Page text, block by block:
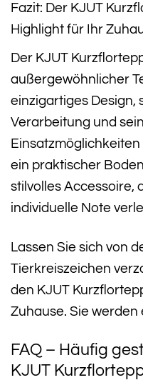
Fazit: Der KJUT
Highlight für Ihr
Der KJUT
außergewöhnlicher
einzigartiges Design,
Verarbeitung und
ein praktischer
stilvolles Accessoire,
individuelle Note
Lassen Sie sich von
Tierkreiszeichen
den KJUT
Zuhause. Sie werden
FAQ – Häufig
KJUT